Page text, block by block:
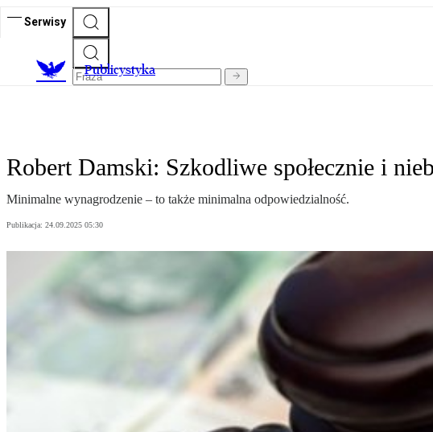
Serwisy
Publicystyka
Robert Damski: Szkodliwe społecznie i
Minimalne wynagrodzenie – to także minimalna odpowiedzialność.
Publikacja: 24.09.2025 05:30